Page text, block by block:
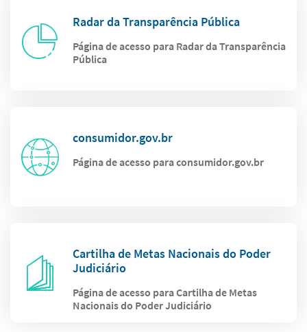
Radar da Transparência Pública
Página de acesso para Radar da Transparência
Pública
consumidor.gov.br
Página de acesso para consumidor.gov.br
Cartilha de Metas Nacionais do Poder
Judiciário
Página de acesso para Cartilha de Metas
Nacionais do Poder Judiciário